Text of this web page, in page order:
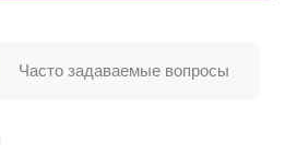
Часто задаваемые вопросы